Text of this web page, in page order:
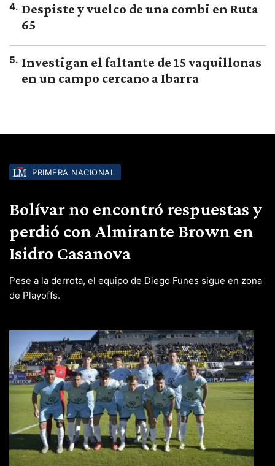
4. Despiste y vuelco de una combi en Ruta
65
5. Investigan el faltante de 15 vaquillonas
en un campo cercano a Ibarra
PRIMERA NACIONAL
Bolívar no encontró respuestas y
perdió con Almirante Brown en
Isidro Casanova
Pese a la derrota, el equipo de Diego Funes sigue en zona
de Playoffs.